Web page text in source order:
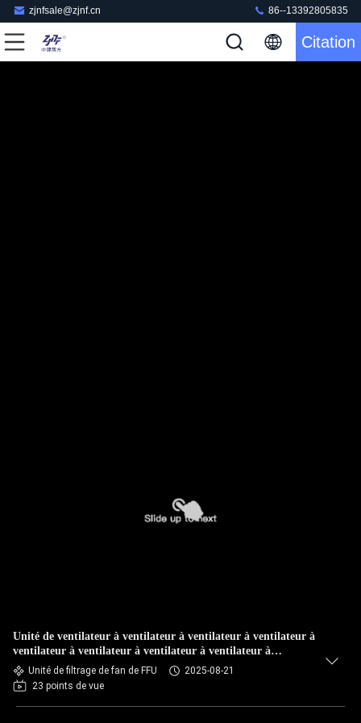
zjnfsale@zjnf.cn 86--13392805835
Citation
Unité de ventilateur à ventilateur à ventilateur à ventilateur à
ventilateur à ventilateur à ventilateur à ventilateur à
ventilateur à ventilateur à ventilateur à ventilateur à
ventilateur à ventilateur
Unité de filtrage de fan de FFU
2025-08-21
23 points de vue